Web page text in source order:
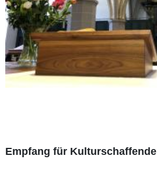
Empfang für Kulturschaffende